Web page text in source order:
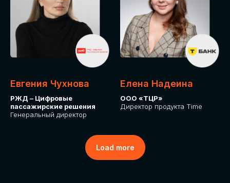
Евгения Чухнова
РЖД – Цифровые
пассажирские решения
Генеральный директор
Елена Надеина
ООО «ТЦР»
Директор продукта Time
Load more